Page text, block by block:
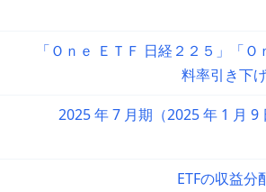
「Ｏｎｅ ＥＴＦ 日経２２５」「
料率引き下
2025 年 7 月期（2025 年 1 月
ETFの収益分